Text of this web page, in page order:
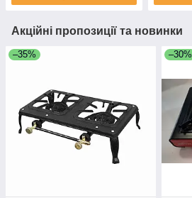
Акційні пропозиції та новинки
–35% –30%